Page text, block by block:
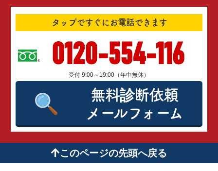
タップですぐにお電話できます
0120-554-116
受付 9:00～19:00（年中無休）
無料診断依頼
メールフォーム
このページの先頭へ戻る